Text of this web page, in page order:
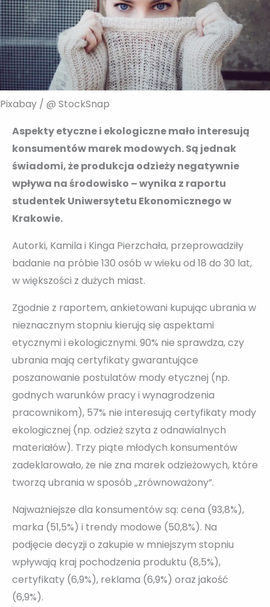
Pixabay / @ StockSnap
Aspekty etyczne i ekologiczne mało interesują
konsumentów marek modowych. Są jednak
świadomi, że produkcja odzieży negatywnie
wpływa na środowisko – wynika z raportu
studentek Uniwersytetu Ekonomicznego w
Krakowie.
Autorki, Kamila i Kinga Pierzchała, przeprowadziły
badanie na próbie 130 osób w wieku od 18 do 30 lat,
w większości z dużych miast.
Zgodnie z raportem, ankietowani kupując ubrania w
nieznacznym stopniu kierują się aspektami
etycznymi i ekologicznymi. 90% nie sprawdza, czy
ubrania mają certyfikaty gwarantujące
poszanowanie postulatów mody etycznej (np.
godnych warunków pracy i wynagrodzenia
pracownikom), 57% nie interesują certyfikaty mody
ekologicznej (np. odzież szyta z odnawialnych
materiałów). Trzy piąte młodych konsumentów
zadeklarowało, że nie zna marek odzieżowych, które
tworzą ubrania w sposób „zrównoważony”.
Najważniejsze dla konsumentów są: cena (93,8%),
marka (51,5%) i trendy modowe (50,8%). Na
podjęcie decyzji o zakupie w mniejszym stopniu
wpływają kraj pochodzenia produktu (8,5%),
certyfikaty (6,9%), reklama (6,9%) oraz jakość
(6,9%).